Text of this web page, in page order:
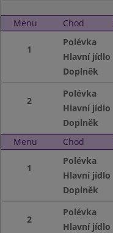
Menu Chod
1
Polévka
Hlavní jídlo
Doplněk
2
Polévka
Hlavní jídlo
Doplněk
Menu
Chod
1
Polévka
Hlavní jídlo
Doplněk
2
Polévka
Hlavní jídlo